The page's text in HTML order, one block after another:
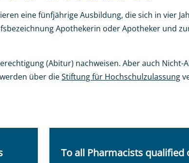
eine fünfjährige Ausbildung, die sich in vier
Apothekerin oder Apotheker und
(Abitur) nachweisen. Aber auch
über dieStiftung für Hochschulzulassung
To all Pharmacists qualified